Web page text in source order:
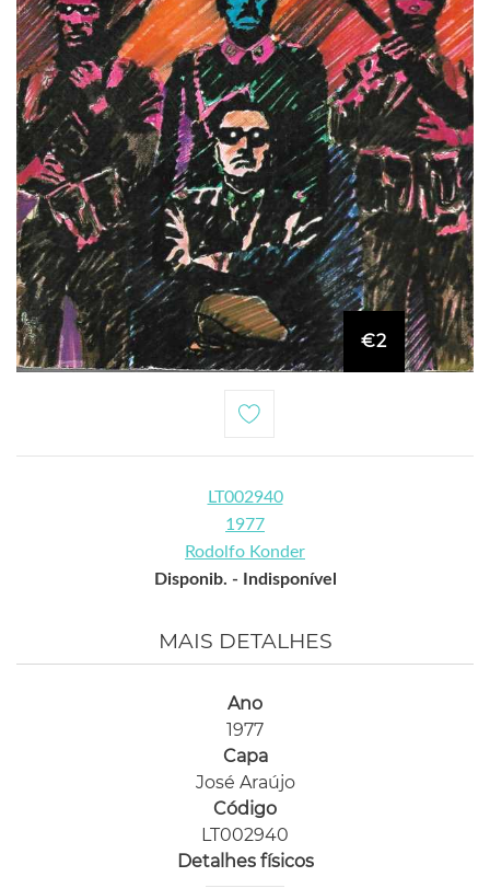
€2
LT002940
1977
Rodolfo Konder
Disponib. -
Indisponível
MAIS DETALHES
Ano
1977
Capa
José Araújo
Código
LT002940
Detalhes físicos